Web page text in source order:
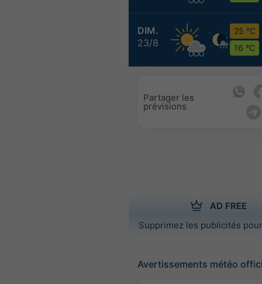
DIM.
23/8
25 °C
16 °C
Partager les
prévisions
AD FREE
Supprimez les publicités
Avertissements météo